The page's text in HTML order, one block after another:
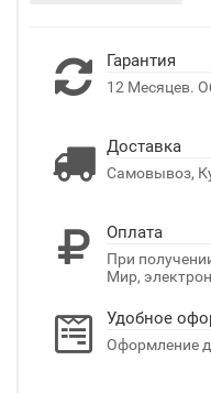
Гарантия
12 Месяцев.
Доставка
Самовывоз,
Оплата
При
Мир,
Удобное
Оформление